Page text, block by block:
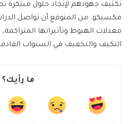
تكثيف جهودهم لإيجاد حلول مبتكرة
مكسيكو. من المتوقع أن تواصل
معدلات الهبوط وتأثيراتها
التكيف والتخفيف في السنوات
ما رأيك؟